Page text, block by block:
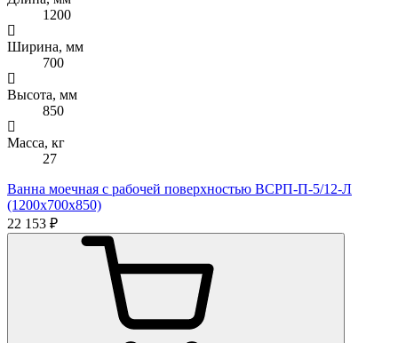
1200
Ширина, мм
700
Высота, мм
850
Масса, кг
27
Ванна моечная с рабочей поверхностью ВСРП-П-5/12-Л
(1200х700х850)
22 153 ₽